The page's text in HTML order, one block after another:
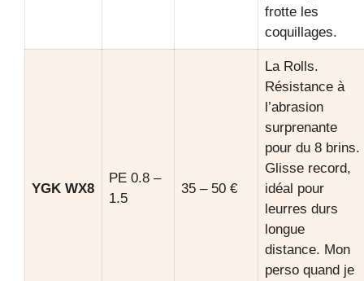
frotte les
coquillages.
YGK WX8
PE 0.8 –
1.5
35 – 50 €
La Rolls.
Résistance à
l’abrasion
surprenante
pour du 8 brins.
Glisse record,
idéal pour
leurres durs
longue
distance. Mon
perso quand je